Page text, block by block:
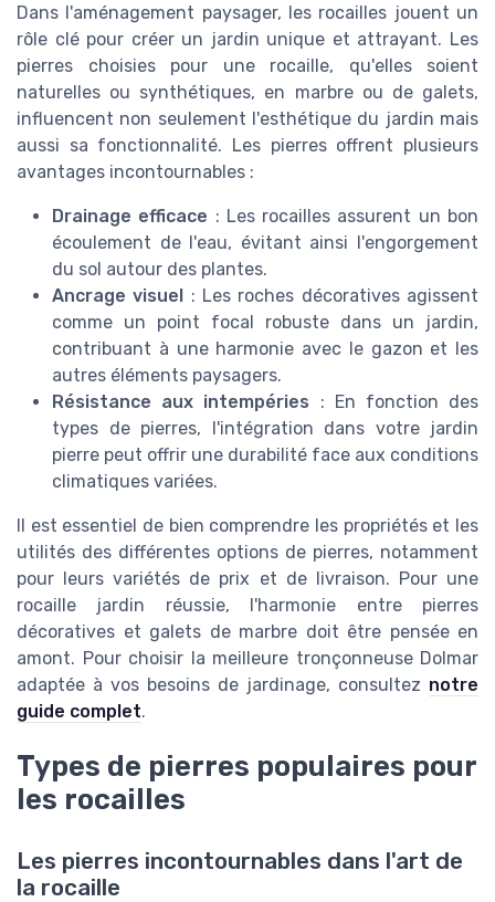
Dans l'aménagement paysager, les rocailles jouent un
rôle clé pour créer un jardin unique et attrayant. Les
pierres choisies pour une rocaille, qu'elles soient
naturelles ou synthétiques, en marbre ou de galets,
influencent non seulement l'esthétique du jardin mais
aussi sa fonctionnalité. Les pierres offrent plusieurs
avantages incontournables :
Drainage efficace : Les rocailles assurent un bon
écoulement de l'eau, évitant ainsi l'engorgement
du sol autour des plantes.
Ancrage visuel : Les roches décoratives agissent
comme un point focal robuste dans un jardin,
contribuant à une harmonie avec le gazon et les
autres éléments paysagers.
Résistance aux intempéries : En fonction des
types de pierres, l'intégration dans votre jardin
pierre peut offrir une durabilité face aux conditions
climatiques variées.
Il est essentiel de bien comprendre les propriétés et les
utilités des différentes options de pierres, notamment
pour leurs variétés de prix et de livraison. Pour une
rocaille jardin réussie, l'harmonie entre pierres
décoratives et galets de marbre doit être pensée en
amont. Pour choisir la meilleure tronçonneuse Dolmar
adaptée à vos besoins de jardinage, consultez notre
guide complet.
Types de pierres populaires pour
les rocailles
Les pierres incontournables dans l'art de
la rocaille